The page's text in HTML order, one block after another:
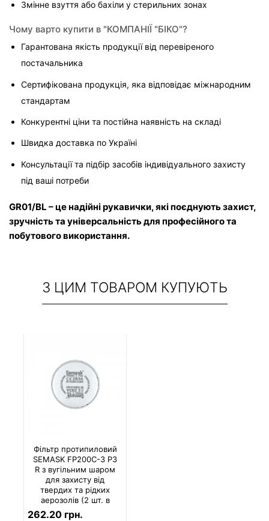
Змінне взуття або бахіли у стерильних зонах
Чому варто купити в "КОМПАНІЇ "БІКО"?
Гарантована якість продукції від перевіреного
постачальника
Сертифікована продукція, яка відповідає міжнародним
стандартам
Конкурентні ціни та постійна наявність на складі
Швидка доставка по Україні
Консультації та підбір засобів індивідуального захисту
під ваші потреби
GR01/BL – це надійні рукавички, які поєднують захист,
зручність та універсальність для професійного та
побутового використання.
З ЦИМ ТОВАРОМ КУПУЮТЬ
Фільтр протипиловий
SEMASK FP200C-3 P3
R з вугільним шаром
для захисту від
твердих та рідких
аерозолів (2 шт. в
комплекті)
262.20 грн.